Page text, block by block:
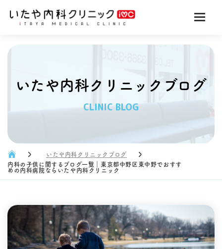
いたや内科クリニックブログ
CLINIC BLOG
いたや内科クリニックブログ
内科の子供に関するブログ一覧｜東京都中野区東中野でおすす
めの内科病院ならいたや内科クリニック